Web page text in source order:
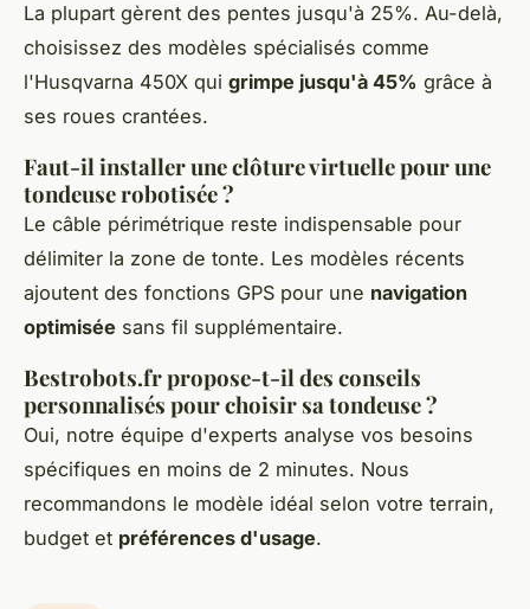
La plupart gèrent des pentes jusqu'à 25%. Au-delà,
choisissez des modèles spécialisés comme
l'Husqvarna 450X qui grimpe jusqu'à 45% grâce à
ses roues crantées.
Faut-il installer une clôture virtuelle pour une
tondeuse robotisée ?
Le câble périmétrique reste indispensable pour
délimiter la zone de tonte. Les modèles récents
ajoutent des fonctions GPS pour une navigation
optimisée sans fil supplémentaire.
Bestrobots.fr propose-t-il des conseils
personnalisés pour choisir sa tondeuse ?
Oui, notre équipe d'experts analyse vos besoins
spécifiques en moins de 2 minutes. Nous
recommandons le modèle idéal selon votre terrain,
budget et préférences d'usage.